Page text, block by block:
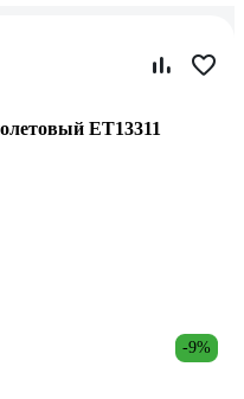
ET13311
-9%